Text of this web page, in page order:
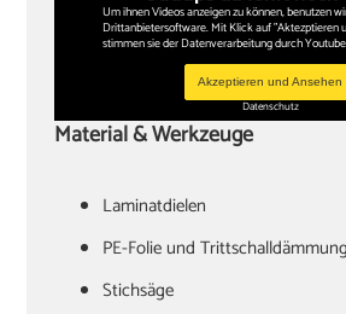
Um ihnen Videos anzeigen zu können, benutzen
Drittanbietersoftware. Mit Klick auf "Aktezptieren
stimmen sie der Datenverarbeitung durch
Akzeptieren und Ansehen
Datenschutz
Material & Werkzeuge
Laminatdielen
PE-Folie und Trittschalldämmung
Stichsäge